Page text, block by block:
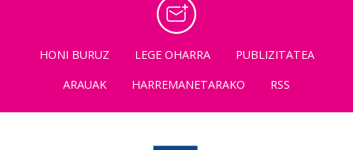
HONI BURUZ LEGE OHARRA
PUBLIZITATEA
ARAUAK
HARREMANETARAKO RSS